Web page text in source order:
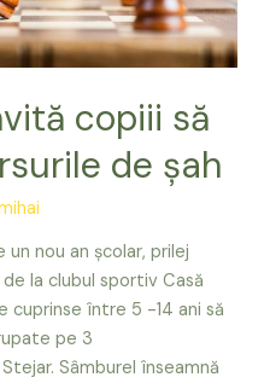
copiii să
de șah
un nou an școlar, prilej
la clubul sportiv Casă
cuprinse între 5 -14 ani să
pe 3
Sâmburel înseamnă